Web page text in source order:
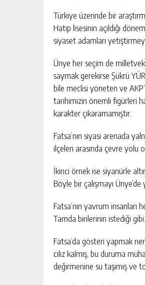
Türkiye üzerinde bir
Hatip lisesinin açıldığı
siyaset adamları
Ünye her seçim de
saymak gerekirse Şükrü
bile meclisi yöneten ve
tarihimizin önemli figürleri
karakter çıkaramamıştır.
Fatsa’nın siyasi arenada
ilçeleri arasında çevre yolu
İkinci örnek ise siyanürle
Böyle bir çalışmayı
Fatsa’nın yavrum
Tamda birilerinin istediği gibi.
Fatsa’da gösteri yapmak
cılız kalmış, bu duruma
değirmenine su taşımış ve